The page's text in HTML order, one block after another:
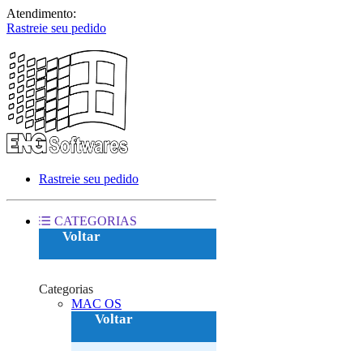
Atendimento:
Rastreie seu pedido
Rastreie seu pedido
CATEGORIAS
Voltar
Categorias
MAC OS‎
Voltar